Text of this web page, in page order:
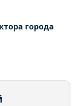
города